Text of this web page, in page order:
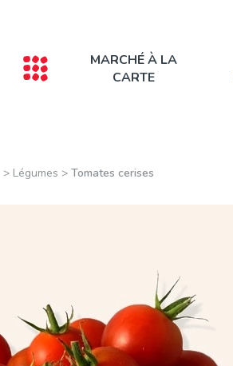
MARCHÉ À LA
CARTE
> Légumes > Tomates cerises